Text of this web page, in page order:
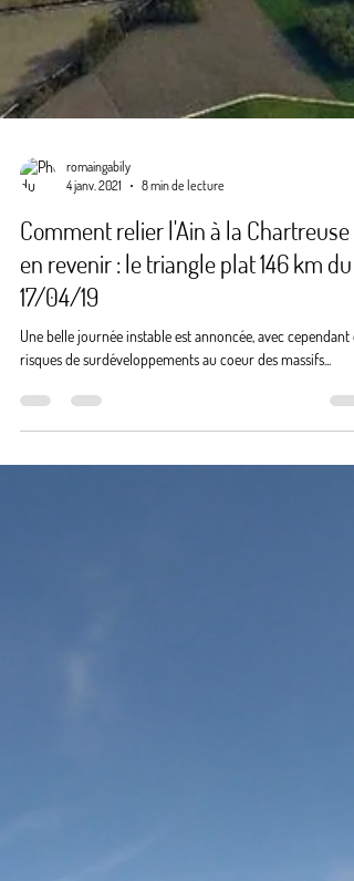
4 janv. 2021
8 min de lecture
Comment relier l'Ain à la Chartreuse
en revenir : le triangle plat 146 km du
17/04/19
risques de surdéveloppements au coeur des massifs...